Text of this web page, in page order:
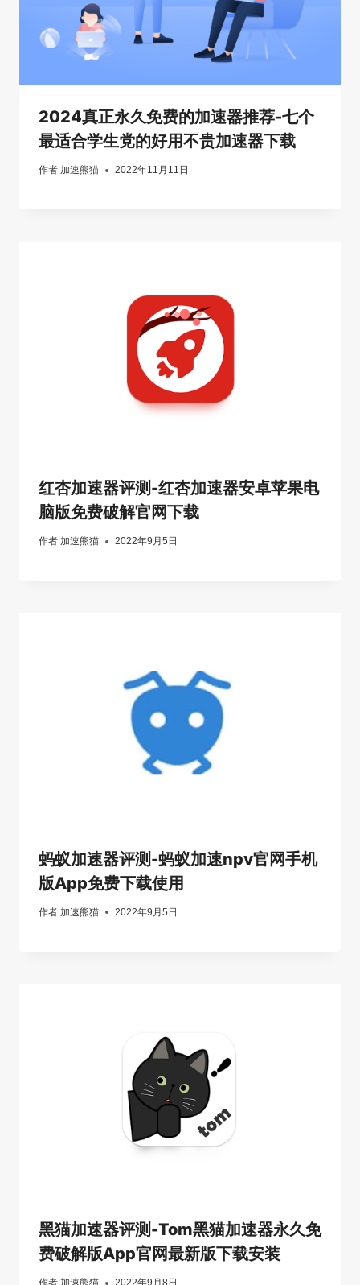
2024真正永久免费的加速器推荐-七个
最适合学生党的好用不贵加速器下载
作者 加速熊猫 2022年11月11日
红杏加速器评测-红杏加速器安卓苹果电
脑版免费破解官网下载
作者 加速熊猫 2022年9月5日
蚂蚁加速器评测-蚂蚁加速npv官网手机
版App免费下载使用
作者 加速熊猫 2022年9月5日
黑猫加速器评测-Tom黑猫加速器永久免
费破解版App官网最新版下载安装